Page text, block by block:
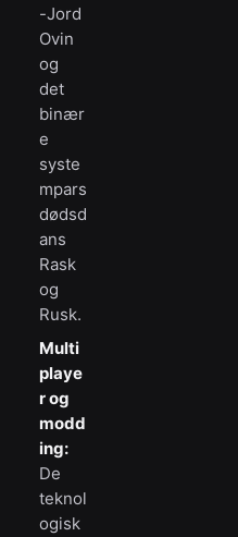
-Jord
Ovin
og
det
binær
e
syste
mpars
dødsd
ans
Rask
og
Rusk.
Multi
playe
r og
modd
ing:
De
teknol
ogisk